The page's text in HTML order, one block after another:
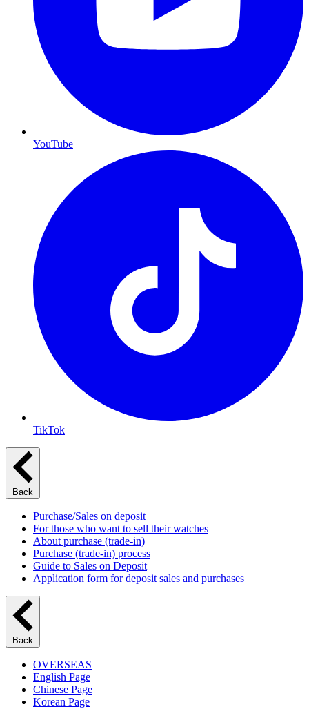
YouTube
TikTok
Back
Purchase/Sales on deposit
For those who want to sell their watches
About purchase (trade-in)
Purchase (trade-in) process
Guide to Sales on Deposit
Application form for deposit sales and purchases
Back
OVERSEAS
English Page
Chinese Page
Korean Page